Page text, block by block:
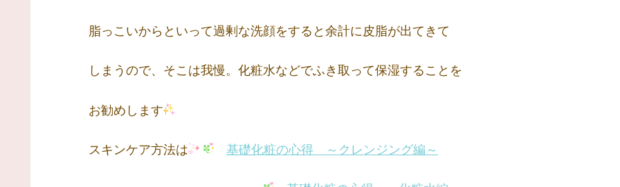
脂っこいからといって過剰な洗顔をすると余計に皮脂が出てきて
しまうので、そこは我慢。化粧水などでふき取って保湿することを
お勧めします
スキンケア方法は 基礎化粧の心得 ～クレンジング編～